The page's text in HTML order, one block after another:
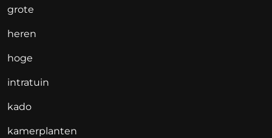
grote
heren
hoge
intratuin
kado
kamerplanten